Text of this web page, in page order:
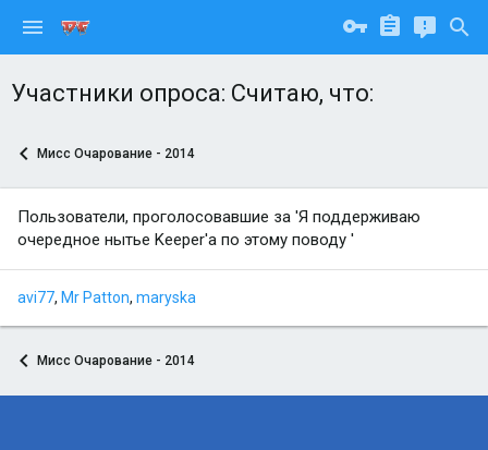
Участники опроса: Считаю, что:
Мисс Очарование - 2014
Пользователи, проголосовавшие за 'Я поддерживаю
очередное нытье Keeper'а по этому поводу '
avi77 Mr Patton maryska
Мисс Очарование - 2014